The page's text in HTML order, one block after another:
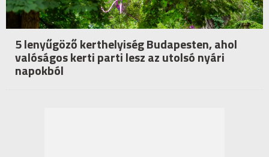
5 lenyűgöző kerthelyiség Budapesten, ahol
valóságos kerti parti lesz az utolsó nyári
napokból